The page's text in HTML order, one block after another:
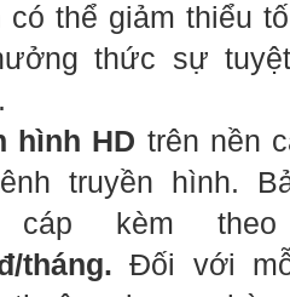
có thể giảm thiểu
thức sự
hình HD trên nền
truyền hình.
cáp kèm theo
tháng.Đối với